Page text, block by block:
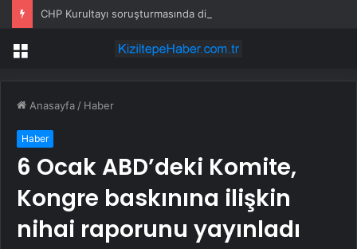
Menü
Anasayfa / Haber
Haber
6 Ocak ABD’deki Komite,
Kongre baskınına ilişkin
nihai raporunu yayınladı